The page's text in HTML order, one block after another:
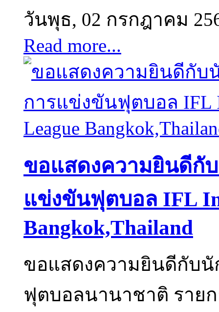
วันพุธ, 02 กรกฎาคม
Read more...
ขอแสดงความยินดีกับ
แข่งขันฟุตบอล IFL
Bangkok,Thailand
ขอแสดงความยินดีกับนั
ฟุตบอลนานาชาติ รายก